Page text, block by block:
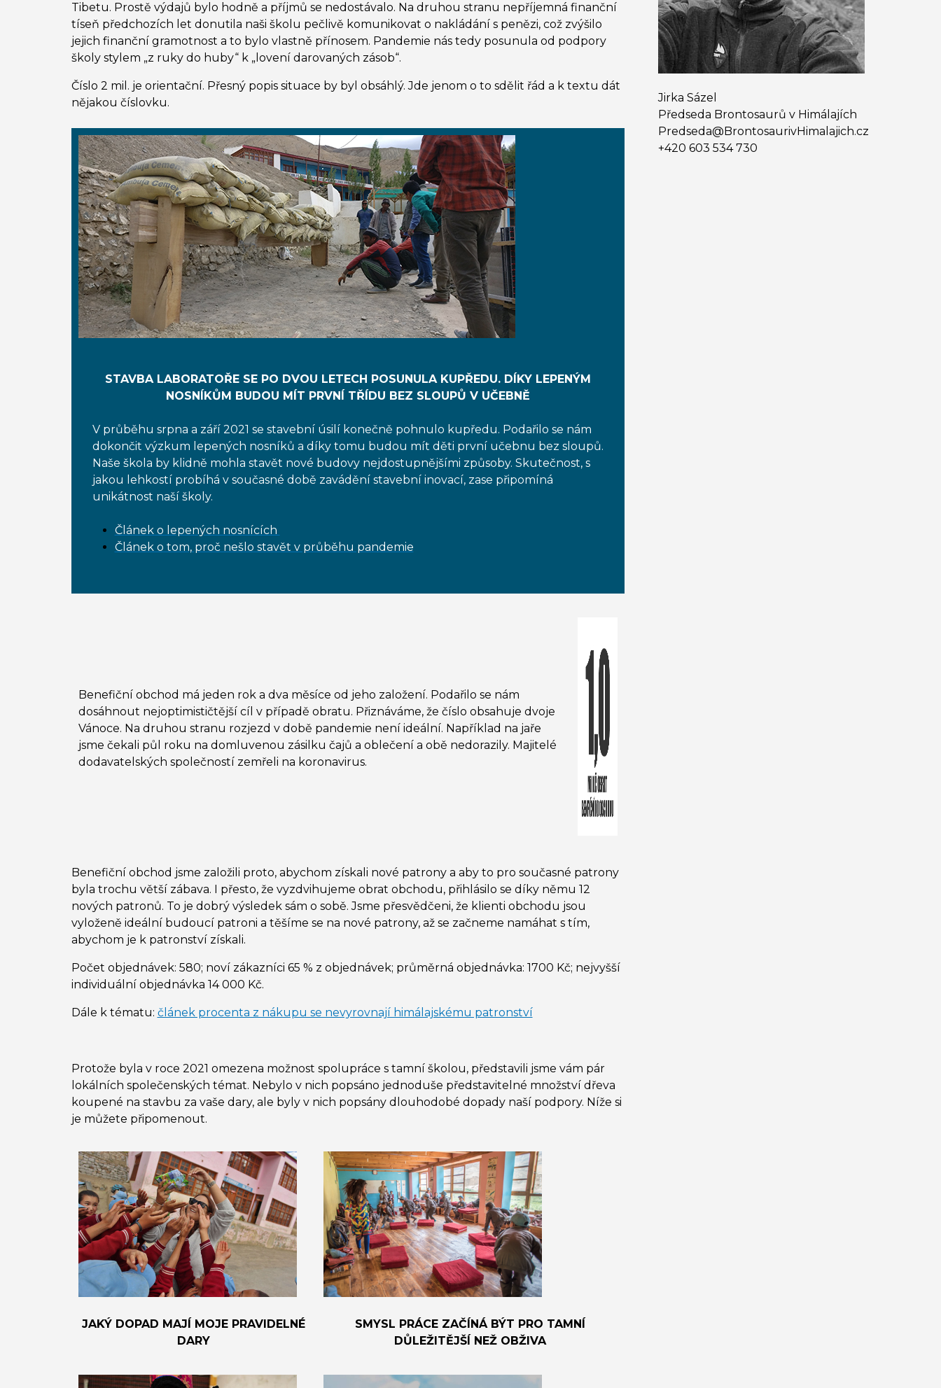
Tibetu. Prostě výdajů bylo hodně a příjmů se nedostávalo. Na druhou stranu nepříjemná finanční
tíseň předchozích let donutila naši školu pečlivě komunikovat o nakládání s penězi, což zvýšilo
jejich finanční gramotnost a to bylo vlastně přínosem. Pandemie nás tedy posunula od podpory
školy stylem „z ruky do huby“ k „lovení darovaných zásob“.
Číslo 2 mil. je orientační. Přesný popis situace by byl obsáhlý. Jde jenom o to sdělit řád a k textu dát
nějakou číslovku.
STAVBA LABORATOŘE SE PO DVOU LETECH POSUNULA KUPŘEDU. DÍKY LEPENÝM
NOSNÍKŮM BUDOU MÍT PRVNÍ TŘÍDU BEZ SLOUPŮ V UČEBNĚ
V průběhu srpna a září 2021 se stavební úsilí konečně pohnulo kupředu. Podařilo se nám
dokončit výzkum lepených nosníků a díky tomu budou mít děti první učebnu bez sloupů.
Naše škola by klidně mohla stavět nové budovy nejdostupnějšími způsoby. Skutečnost, s
jakou lehkostí probíhá v současné době zavádění stavební inovací, zase připomíná
unikátnost naší školy.
Článek o lepených nosnících
Článek o tom, proč nešlo stavět v průběhu pandemie
Benefiční obchod má jeden rok a dva měsíce od jeho založení. Podařilo se nám
dosáhnout nejoptimističtější cíl v případě obratu. Přiznáváme, že číslo obsahuje dvoje
Vánoce. Na druhou stranu rozjezd v době pandemie není ideální. Například na jaře
jsme čekali půl roku na domluvenou zásilku čajů a oblečení a obě nedorazily. Majitelé
dodavatelských společností zemřeli na koronavirus.
Benefiční obchod jsme založili proto, abychom získali nové patrony a aby to pro současné patrony
byla trochu větší zábava. I přesto, že vyzdvihujeme obrat obchodu, přihlásilo se díky němu 12
nových patronů. To je dobrý výsledek sám o sobě. Jsme přesvědčeni, že klienti obchodu jsou
vyloženě ideální budoucí patroni a těšíme se na nové patrony, až se začneme namáhat s tím,
abychom je k patronství získali.
Počet objednávek: 580; noví zákazníci 65 % z objednávek; průměrná objednávka: 1700 Kč; nejvyšší
individuální objednávka 14 000 Kč.
Dále k tématu: článek procenta z nákupu se nevyrovnají himálajskému patronství
Protože byla v roce 2021 omezena možnost spolupráce s tamní školou, představili jsme vám pár
lokálních společenských témat. Nebylo v nich popsáno jednoduše představitelné množství dřeva
koupené na stavbu za vaše dary, ale byly v nich popsány dlouhodobé dopady naší podpory. Níže si
je můžete připomenout.
JAKÝ DOPAD MAJÍ MOJE PRAVIDELNÉ
DARY
SMYSL PRÁCE ZAČÍNÁ BÝT PRO TAMNÍ
DŮLEŽITĚJŠÍ NEŽ OBŽIVA
Jirka Sázel
Předseda Brontosaurů v Himálajích
Predseda@​BrontosaurivHimalajich.cz
+420 603 534 730